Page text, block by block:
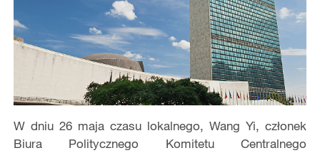
W dniu 26 maja czasu lokalnego, Wang Yi, członek
Biura Politycznego Komitetu Centralnego